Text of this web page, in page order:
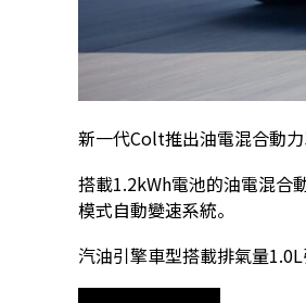
新一代Colt推出油電混合動力
搭載1.2kWh電池的油電混合
模式自動變速系統。
汽油引擎車型搭載排氣量